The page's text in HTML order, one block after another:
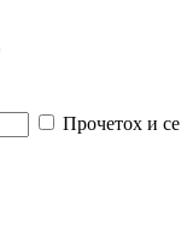
Прочетох и